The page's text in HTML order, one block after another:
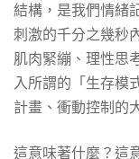
結構，是我們情緒
刺激的千分之幾秒
肌肉緊繃、理性思
入所謂的「生存
計畫、衝動控制
這意味著什麼？這